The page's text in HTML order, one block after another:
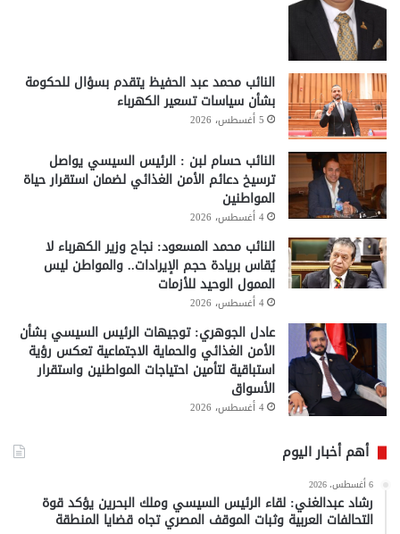
النائب محمد عبد الحفيظ يتقدم بسؤال للحكومة
بشأن سياسات تسعير الكهرباء
5 أغسطس، 2026
النائب حسام لبن : الرئيس السيسي يواصل
ترسيخ دعائم الأمن الغذائي لضمان استقرار حياة
المواطنين
4 أغسطس، 2026
النائب محمد المسعود: نجاح وزير الكهرباء لا
يُقاس بريادة حجم الإيرادات.. والمواطن ليس
الممول الوحيد للأزمات
4 أغسطس، 2026
عادل الجوهري: توجيهات الرئيس السيسي بشأن
الأمن الغذائي والحماية الاجتماعية تعكس رؤية
استباقية لتأمين احتياجات المواطنين واستقرار
الأسواق
4 أغسطس، 2026
أهم أخبار اليوم
6 أغسطس، 2026
رشاد عبدالغني: لقاء الرئيس السيسي وملك البحرين يؤكد قوة
التحالفات العربية وثبات الموقف المصري تجاه قضايا المنطقة